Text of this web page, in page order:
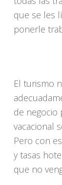
que se les
ponerle
El turismo
de negocio
vacacional
Pero con
y tasas
que no